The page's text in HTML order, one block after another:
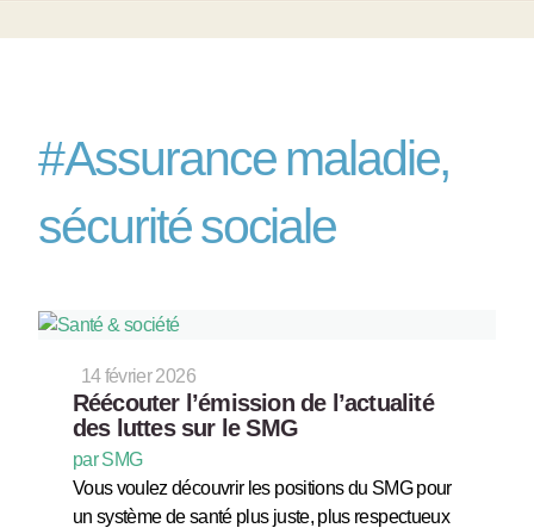
#Assurance maladie,
sécurité sociale
14 février 2026
Réécouter l’émission de l’actualité
des luttes sur le SMG
par SMG
Vous voulez découvrir les positions du SMG pour
un système de santé plus juste, plus respectueux